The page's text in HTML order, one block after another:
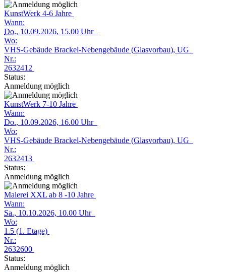
KunstWerk 4-6 Jahre
Wann:
Do., 10.09.2026, 15.00 Uhr
Wo:
VHS-Gebäude Brackel-Nebengebäude (Glasvorbau), UG
Nr.:
2632412
Status:
Anmeldung möglich
KunstWerk 7-10 Jahre
Wann:
Do., 10.09.2026, 16.00 Uhr
Wo:
VHS-Gebäude Brackel-Nebengebäude (Glasvorbau), UG
Nr.:
2632413
Status:
Anmeldung möglich
Malerei XXL ab 8 -10 Jahre
Wann:
Sa., 10.10.2026, 10.00 Uhr
Wo:
1.5 (1. Etage)
Nr.:
2632600
Status:
Anmeldung möglich